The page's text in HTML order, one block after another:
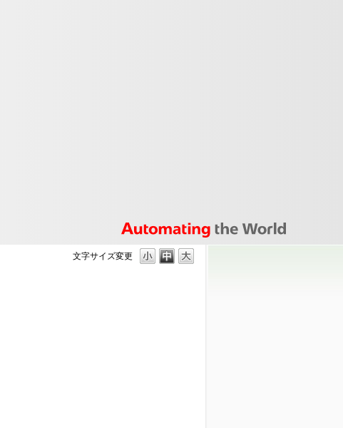
文字サイズ変更